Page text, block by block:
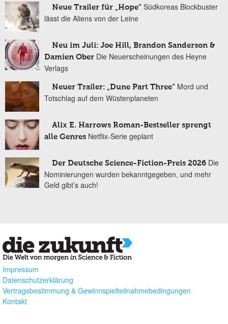
Neue Trailer für „Hope“ Südkoreas Blockbuster
lässt die Aliens von der Leine
Neu im Juli: Joe Hill, Brandon Sanderson &
Damien Ober Die Neuerscheinungen des Heyne
Verlags
Neuer Trailer: „Dune Part Three“ Mord und
Totschlag auf dem Wüstenplaneten
Alix E. Harrows Roman-Bestseller sprengt
alle Genres Netflix-Serie geplant
Der Deutsche Science-Fiction-Preis 2026 Die
Nominierungen wurden bekanntgegeben, und mehr
Geld gibt’s auch!
Impressum
Datenschutzerklärung
Vertragsbestimmung & Gewinnspielteilnahmebedingungen
Kontakt